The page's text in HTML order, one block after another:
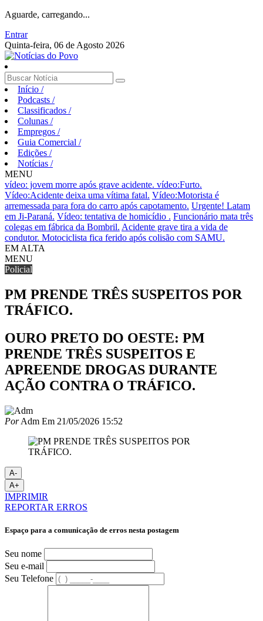
Aguarde, carregando...
Entrar
Quinta-feira, 06 de Agosto 2026
Início /
Podcasts /
Classificados /
Colunas /
Empregos /
Guia Comercial /
Edições /
Notícias /
MENU
vídeo: jovem morre após grave acidente. vídeo:Furto.
Vídeo:Acidente deixa uma vítima fatal. Vídeo:Motorista é
arremessada para fora do carro após capotamento. Urgente! Latam
em Ji-Paraná. Vídeo: tentativa de homicídio . Funcionário mata três
colegas em fábrica da Bombril. Acidente grave tira a vida de
condutor. Motociclista fica ferido após colisão com SAMU.
EM ALTA
MENU
Policial
PM PRENDE TRÊS SUSPEITOS POR
TRÁFICO.
OURO PRETO DO OESTE: PM
PRENDE TRÊS SUSPEITOS E
APREENDE DROGAS DURANTE
AÇÃO CONTRA O TRÁFICO.
PorAdm Em 21/05/2026 15:52
A-
A+
IMPRIMIR
REPORTAR ERROS
Espaço para a comunicação de erros nesta postagem
Seu nome
Seu e-mail
Seu Telefone